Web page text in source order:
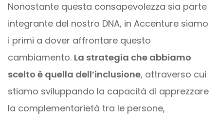
Nonostante questa consapevolezza sia parte
integrante del nostro DNA, in Accenture siamo
i primi a dover affrontare questo
cambiamento. La strategia che abbiamo
scelto è quella dell’inclusione, attraverso cui
stiamo sviluppando la capacità di apprezzare
la complementarietà tra le persone,